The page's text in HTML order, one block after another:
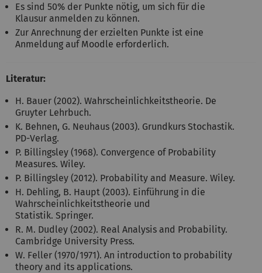
Es sind 50% der Punkte nötig, um sich für die
Klausur anmelden zu können.
Zur Anrechnung der erzielten Punkte ist eine
Anmeldung auf Moodle erforderlich.
Literatur:
H. Bauer (2002). Wahrscheinlichkeitstheorie. De
Gruyter Lehrbuch.
K. Behnen, G. Neuhaus (2003). Grundkurs Stochastik.
PD-Verlag.
P. Billingsley (1968). Convergence of Probability
Measures. Wiley.
P. Billingsley (2012). Probability and Measure. Wiley.
H. Dehling, B. Haupt (2003). Einführung in die
Wahrscheinlichkeitstheorie und
Statistik. Springer.
R. M. Dudley (2002). Real Analysis and Probability.
Cambridge University Press.
W. Feller (1970/1971). An introduction to probability
theory and its applications.